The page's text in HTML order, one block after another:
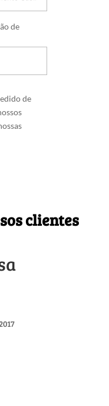
de
de
clientes